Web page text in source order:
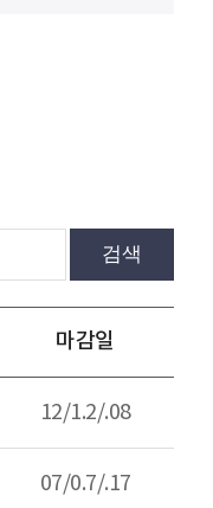
검색
마감일
12/1.2/.08
07/0.7/.17